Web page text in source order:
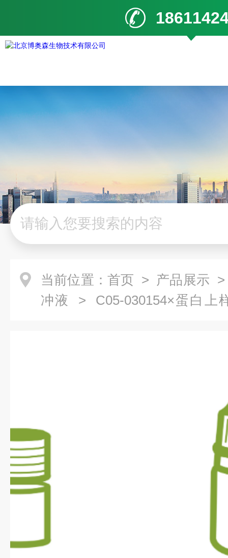
当前位置： 首页 > 产品展示
冲液
> C05-030154×蛋白上